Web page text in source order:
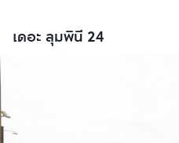
เดอะ ลุมพินี 24